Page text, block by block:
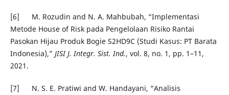
[6] M. Rozudin and N. A. Mahbubah, “Implementasi
Metode House of Risk pada Pengelolaan Risiko Rantai
Pasokan Hijau Produk Bogie S2HD9C (Studi Kasus: PT Barata
Indonesia),” JISI J. Integr. Sist. Ind., vol. 8, no. 1, pp. 1–11,
2021.
[7] N. S. E. Pratiwi and W. Handayani, “Analisis